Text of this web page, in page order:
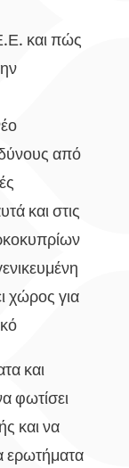
και πώς
από
και στις
χώρος για
και
φωτίσει
και να
ερωτήματα